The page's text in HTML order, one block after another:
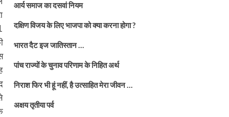
आर्य समाज का दसवां नियम
दक्षिण विजय के लिए भाजपा को क्या करना होगा ?
भारत दैट इज जातिस्तान …
पांच राज्यों के चुनाव परिणाम के निहित अर्थ
निराश फिर भी हूं नहीं, है उत्साहित मेरा जीवन …
अक्षय तृतीया पर्व